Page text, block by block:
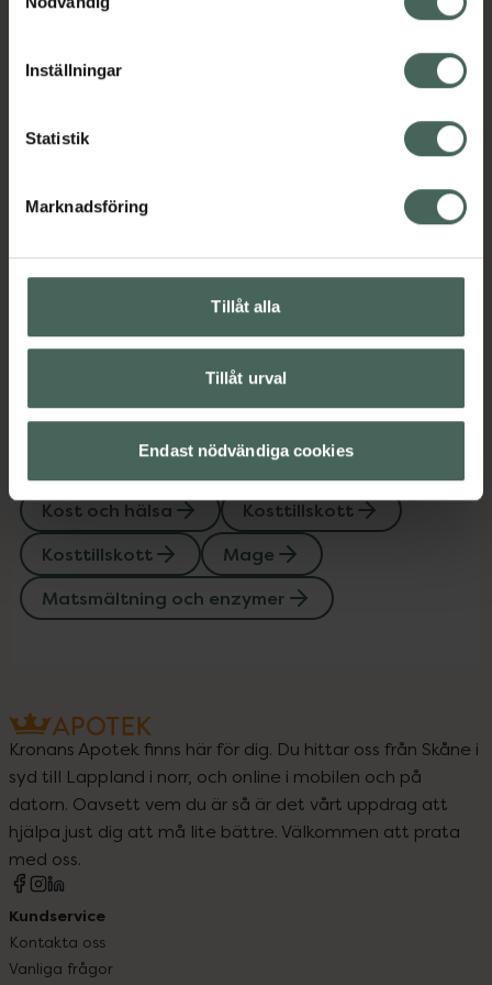
cookieinställningar. Ett återkallat samtycke påverkar inte
lagligheten av behandling som skett innan återkallelsen.
Inställningar
Statistik
Marknadsföring
Tillåt alla
Tillåt urval
Endast nödvändiga cookies
framtagen för att användas tillsammans med
näringstäta måltider.
Kategorier:
MageMatsmältning och enzymer
Innehåll Visa
Instruktioner Visa
Upptäck flera produkter inom
Kost och hälsa
Kosttillskott
Kosttillskott
Mage
Matsmältning och enzymer
Kronans Apotek finns här för dig. Du hittar oss från Skåne i
syd till Lappland i norr, och online i mobilen och på
datorn. Oavsett vem du är så är det vårt uppdrag att
hjälpa just dig att må lite bättre. Välkommen att prata
med oss.
Kundservice
Kontakta oss
Vanliga frågor